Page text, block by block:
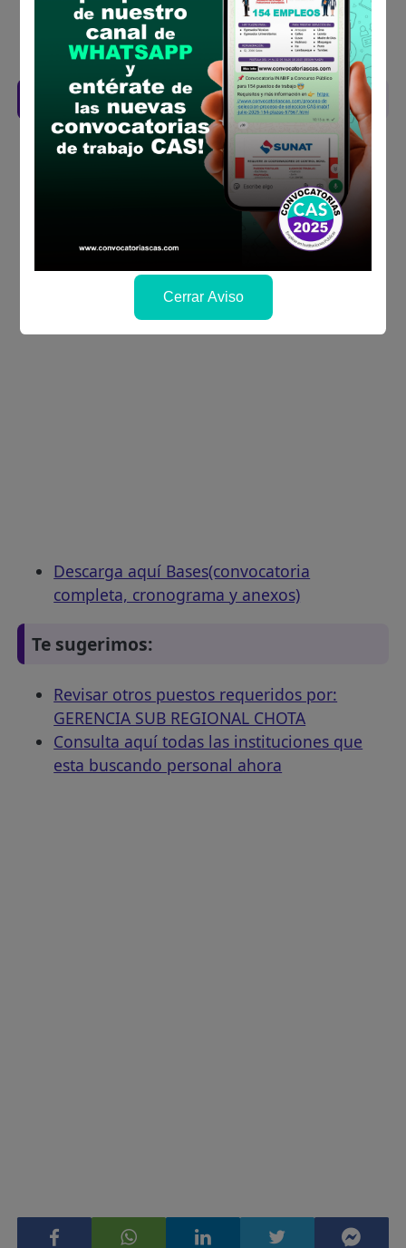
Revisar el cronograma para conocer cuando
se publicará los resultados
Descarga aquí las Bases
Descarga aquí Bases(convocatoria
completa, cronograma y anexos)
Te sugerimos:
Revisar otros puestos requeridos por:
GERENCIA SUB REGIONAL CHOTA
Consulta aquí todas las instituciones que
esta buscando personal ahora
Cerrar Aviso